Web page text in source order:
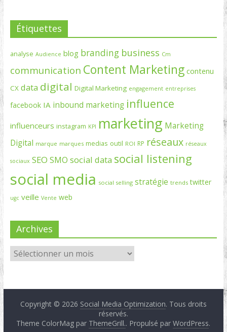
Étiquettes
analyse Audience blog branding business Cm
communication Content Marketing contenu
CX data digital Digital Marketing engagement entreprises
facebook IA inbound marketing influence
influenceurs instagram KPI marketing Marketing
Digital marque marques medias outil ROI RP réseaux réseaux
sociaux SEO SMO social data social listening
social media social selling stratégie trends twitter
ugc veille Vente web
Archives
Copyright © 2026 Social Media Optimization. Tous droits
réservés.
Theme ColorMag par ThemeGrill.. Propulsé parWordPress.